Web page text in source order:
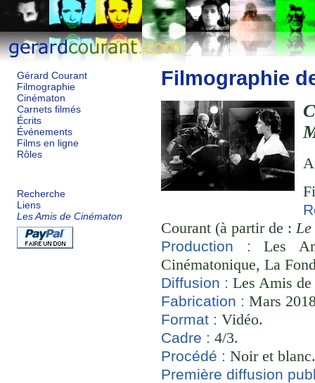
Gérard Courant
Filmographie
Cinématon
Carnets filmés
Écrits
Événements
Films en ligne
Rôles
Recherche
Liens
Les Amis de Cinématon
Filmographie
Courant (à partir de :
Production :
Les
Cinématonique, La
Diffusion : Les Amis
Fabrication : Mars
Format : Vidéo.
Cadre : 4/3.
Procédé : Noir et
Première diffusion